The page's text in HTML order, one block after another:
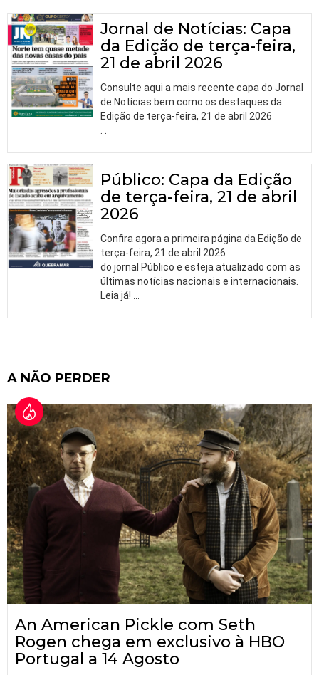
Jornal de Notícias: Capa
da Edição de terça-feira,
21 de abril 2026
Consulte aqui a mais recente capa do Jornal
de Notícias bem como os destaques da
Edição de terça-feira, 21 de abril 2026
. …
Público: Capa da Edição
de terça-feira, 21 de abril
2026
Confira agora a primeira página da Edição de
terça-feira, 21 de abril 2026
do jornal Público e esteja atualizado com as
últimas notícias nacionais e internacionais.
Leia já! …
A NÃO PERDER
An American Pickle com Seth
Rogen chega em exclusivo à HBO
Portugal a 14 Agosto